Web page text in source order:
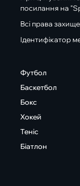
посилання на
Всі права
Ідентифікатор
Футбол
Баскетбол
Бокс
Хокей
Теніс
Біатлон